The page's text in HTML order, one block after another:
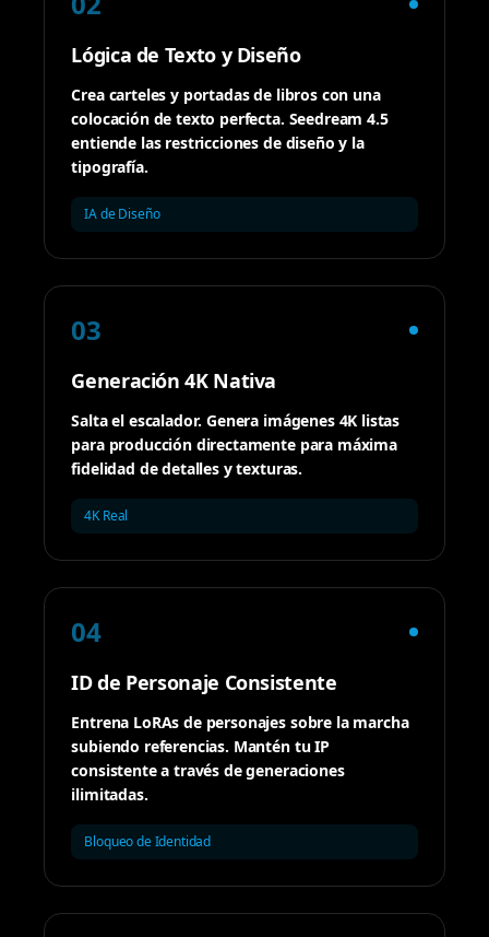
Lógica de Texto y Diseño
Crea carteles y portadas de libros con una
colocación de texto perfecta. Seedream 4.5
entiende las restricciones de diseño y la
tipografía.
IA de Diseño
03
Generación 4K Nativa
Salta el escalador. Genera imágenes 4K listas
para producción directamente para máxima
fidelidad de detalles y texturas.
4K Real
04
ID de Personaje Consistente
Entrena LoRAs de personajes sobre la marcha
subiendo referencias. Mantén tu IP
consistente a través de generaciones
ilimitadas.
Bloqueo de Identidad